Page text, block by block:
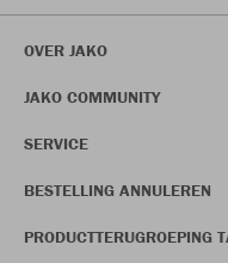
OVER JAKO
JAKO COMMUNITY
SERVICE
BESTELLING ANNULEREN
PRODUCTTERUGROEPING